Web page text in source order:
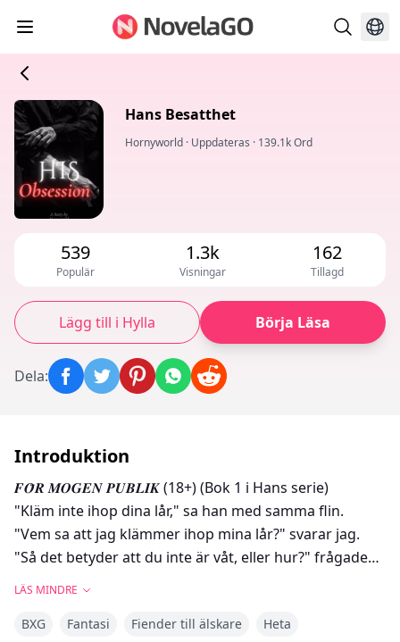
Hans Besatthet
Hornyworld · Uppdateras · 139.1k Ord
539
Populär
1.3k
Visningar
162
Tillagd
Lägg till i Hylla Börja Läsa
Dela:
Introduktion
𝑭𝑶̈𝑹 𝑴𝑶𝑮𝑬𝑵 𝑷𝑼𝑩𝑳𝑰𝑲 (18+) (Bok 1 i Hans serie)
"Kläm inte ihop dina lår," sa han med samma flin.
"Vem sa att jag klämmer ihop mina lår?" svarar jag.
"Så det betyder att du inte är våt, eller hur?" frågade
han med ett flin.
och var på väg att föra in sin hand i mina trosor när
LÄS MINDRE
BXG Fantasi Fiender till älskare
Heta